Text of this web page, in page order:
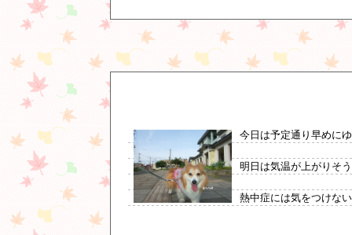
今日は予定通り早めに
明日は気温が上がりそ
熱中症には気をつけな